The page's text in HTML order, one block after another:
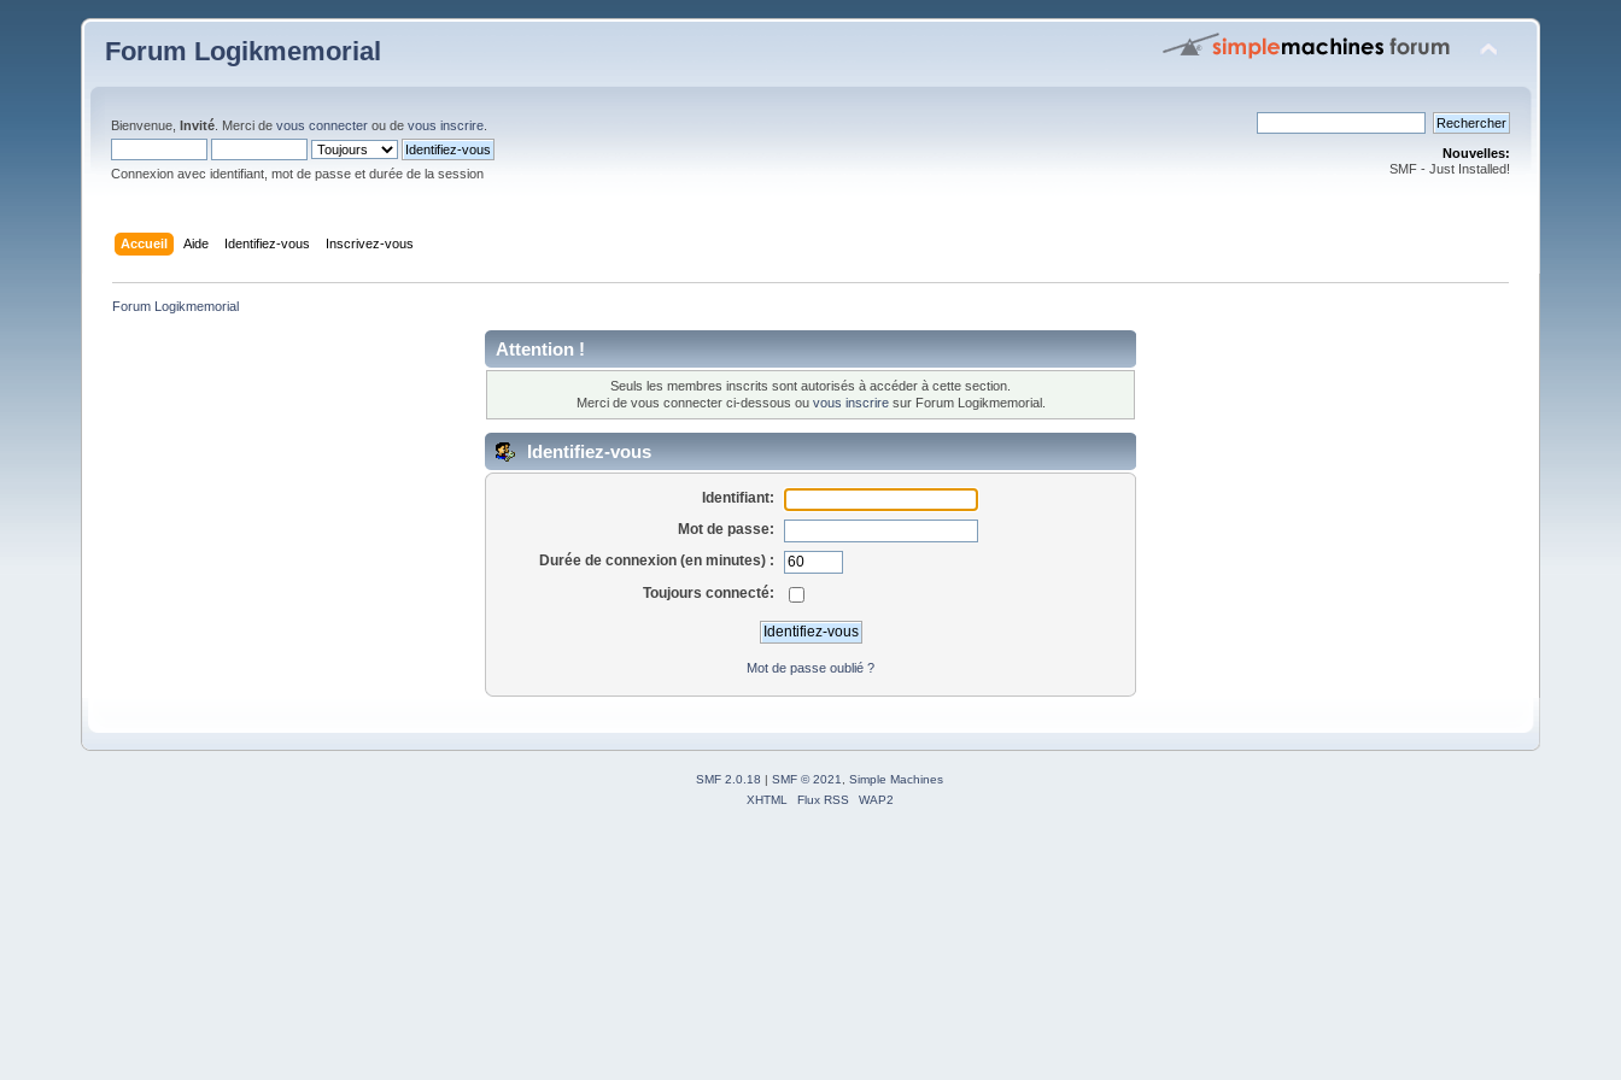
Forum Logikmemorial
Bienvenue,Invité . Merci devous connecter ou devous inscrire
Connexion avec identifiant, mot de passe et durée de la session
Nouvelles:
SMF - Just Installed!
Accueil Aide Identifiez-vous Inscrivez-vous
Forum Logikmemorial
Attention !
Seuls les membres inscrits sont autorisés à accéder à cette section.
Merci de vous connecter ci-dessous ou vous inscriresur Forum Logikmemorial.
Identifiez-vous
Identifiant:
Mot de passe:
Durée de connexion (en minutes) :
Toujours connecté:
Mot de passe oublié ?
SMF 2.0.18 | SMF © 2021
Simple Machines
XHTML
Flux RSS WAP2